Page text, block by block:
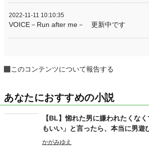
2022-11-11 10:10:35
VOICE－Run after me－ 更新中です
このコンテンツについて報告する
あなたにおすすめの小説
【BL】惚れた男に嫌われたくな
もいい」と言ったら、本当に男遊
ている侯爵令息の話
かがみゆえ